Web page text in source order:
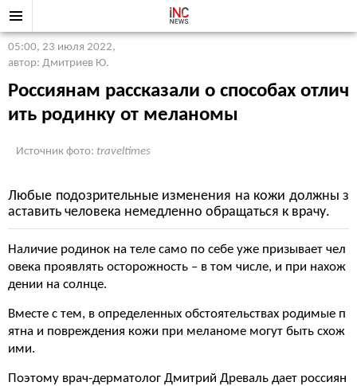
05:00, 23 июля 2022,
автор: Дмитриев Ю.
Россиянам рассказали о способах отлич
ить родинку от меланомы
Источник фото: traveltimes
Любые подозрительные изменения на кожи должны з
аставить человека немедленно обращаться к врачу.
Наличие родинок на теле само по себе уже призывает чел
овека проявлять осторожность – в том числе, и при нахож
дении на солнце.
Вместе с тем, в определенных обстоятельствах родимые п
ятна и повреждения кожи при меланоме могут быть схож
ими.
Поэтому врач-дерматолог Дмитрий Древаль дает россиян